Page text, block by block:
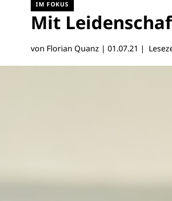
IM FOKUS
Mit
von Florian Quanz | 01.07.21 |